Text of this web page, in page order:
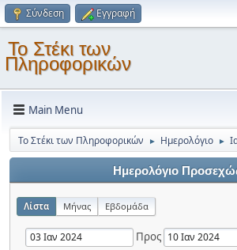
Σύνδεση Εγγραφή
Το Στέκι των
Πληροφορικών
Main Menu
Το Στέκι των Πληροφορικών ► Ημερολόγιο ►
Ημερολόγιο
Λίστα Μήνας Εβδομάδα
Προς